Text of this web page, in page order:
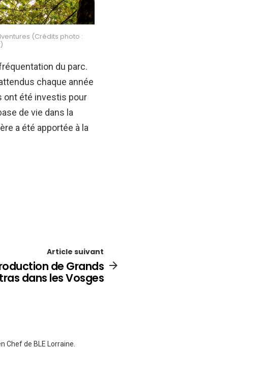
(Crédits photo :
du parc.
chaque année
ont été investis pour
de vie dans la
a été apportée à la
Article suivant
de Grands
dans les Vosges
Chef de BLE Lorraine.